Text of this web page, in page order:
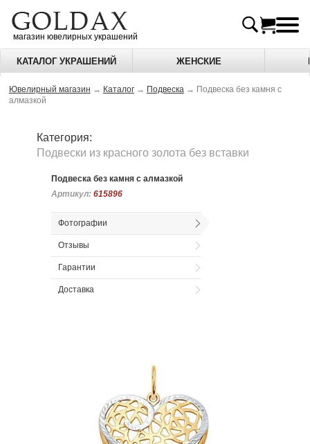
магазин ювелирных украшений
КАТАЛОГ УКРАШЕНИЙ ЖЕНСКИЕ
Ювелирный магазин → Каталог → Подвеска → Подвеска без камня с
алмазкой
Категория:
Подвески из красного золота без вставки
Подвеска без камня с алмазкой
Артикул: 615896
Артикул: 615896
Фотографии
Отзывы
Гарантии
Доставка